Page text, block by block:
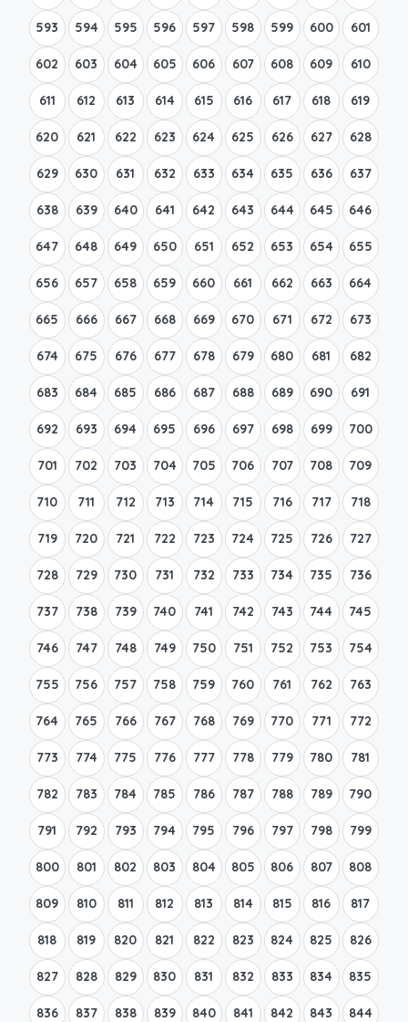
593 594 595 596 597 598 599 600 601
602 603 604 605 606 607 608 609 610
611 612 613 614 615 616 617 618 619
620 621 622 623 624 625 626 627 628
629 630 631 632 633 634 635 636 637
638 639 640 641 642 643 644 645 646
647 648 649 650 651 652 653 654 655
656 657 658 659 660 661 662 663 664
665 666 667 668 669 670 671 672 673
674 675 676 677 678 679 680 681 682
683 684 685 686 687 688 689 690 691
692 693 694 695 696 697 698 699 700
701 702 703 704 705 706 707 708 709
710 711 712 713 714 715 716 717 718
719 720 721 722 723 724 725 726 727
728 729 730 731 732 733 734 735 736
737 738 739 740 741 742 743 744 745
746 747 748 749 750 751 752 753 754
755 756 757 758 759 760 761 762 763
764 765 766 767 768 769 770 771 772
773 774 775 776 777 778 779 780 781
782 783 784 785 786 787 788 789 790
791 792 793 794 795 796 797 798 799
800 801 802 803 804 805 806 807 808
809 810 811 812 813 814 815 816 817
818 819 820 821 822 823 824 825 826
827 828 829 830 831 832 833 834 835
836 837 838 839 840 841 842 843 844